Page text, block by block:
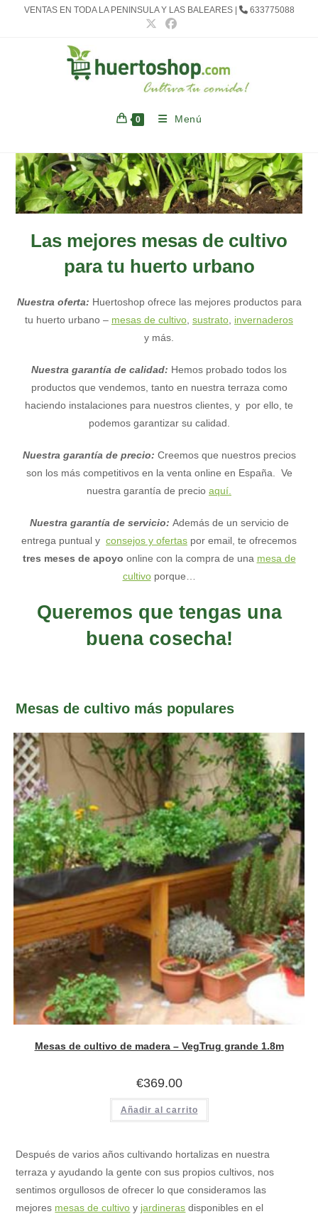
VENTAS EN TODA LA PENINSULA Y LAS BALEARES | 633775088
0 Menú
Las mejores mesas de cultivo
para tu huerto urbano
Nuestra oferta: Huertoshop ofrece las mejores productos para
tu huerto urbano – mesas de cultivo sustrato invernaderos
y más.
Nuestra garantía de calidad: Hemos probado todos los
productos que vendemos, tanto en nuestra terraza como
haciendo instalaciones para nuestros clientes, y por ello, te
podemos garantizar su calidad.
Nuestra garantía de precio: Creemos que nuestros precios
son los más competitivos en la venta online en España. Ve
nuestra garantía de precio aquí.
Nuestra garantía de servicio: Además de un servicio de
entrega puntual y consejos y ofertas por email, te ofrecemos
tres meses de apoyo online con la compra de una mesa de
cultivoporque…
Queremos que tengas una
buena cosecha!
Mesas de cultivo más populares
Mesas de cultivo de madera – VegTrug grande 1.8m
€369.00
Añadir al carrito
Después de varios años cultivando hortalizas en nuestra
terraza y ayudando la gente con sus propios cultivos, nos
sentimos orgullosos de ofrecer lo que consideramos las
mejores mesas de cultivo y jardineras disponibles en el